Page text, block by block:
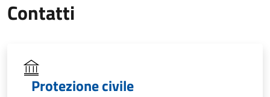
Contatti
Protezione civile